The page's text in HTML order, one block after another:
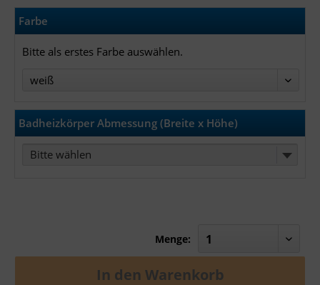
Farbe
Bitte als erstes Farbe auswählen.
Badheizkörper Abmessung (Breite x Höhe)
Bitte wählen
Menge:
In den Warenkorb